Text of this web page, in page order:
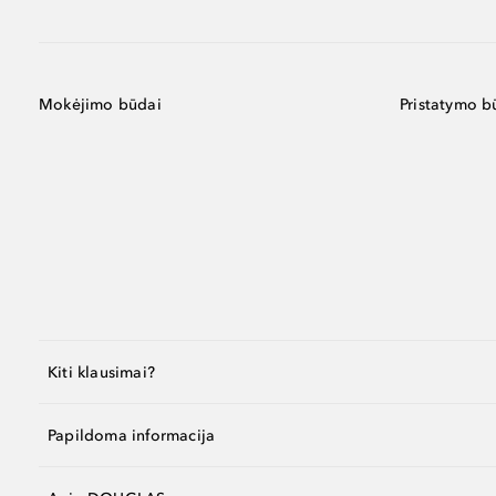
Mokėjimo būdai Pristatymo
Kiti klausimai?
Papildoma informacija